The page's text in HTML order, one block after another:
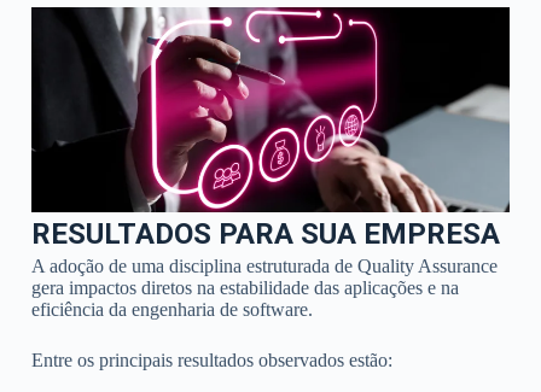
RESULTADOS PARA SUA EMPRESA
A adoção de uma disciplina estruturada de Quality Assurance
gera impactos diretos na estabilidade das aplicações e na
eficiência da engenharia de software.
Entre os principais resultados observados estão: